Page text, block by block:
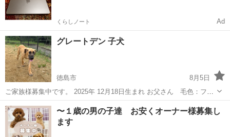
くらしノート Ad
グレートデン 子犬
徳島市
8月5日
ご家族様募集中です。 2025年 12月18日生まれ お父さん 毛色：フォ
ーン お母さん 毛色：フォーン ぜひご予約の上、かわいい子犬たちに
会いに来てください オンライン見学対応可能です 気になることがあり
ました...
徳島 徳島市 ペットショップ
〜１歳の男の子達 お安くオーナー様募集し
ます